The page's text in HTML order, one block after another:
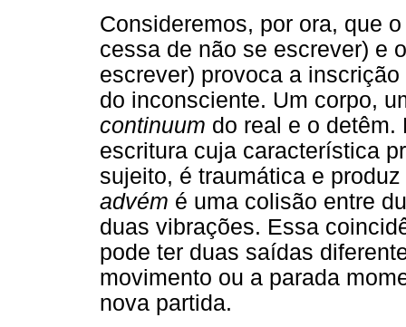
Consideremos, por ora, que
cessa de não se escrever) e
escrever) provoca a
do inconsciente. Um corpo,
continuum do real e o detêm.
escritura cuja característica
sujeito, é traumática e
advém é uma colisão entre
duas vibrações. Essa
pode ter duas saídas
movimento ou a parada
nova partida.